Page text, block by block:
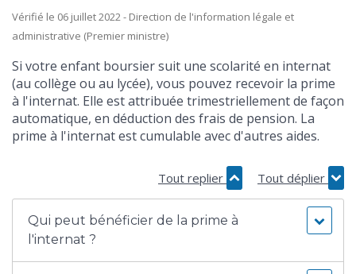
Vérifié le 06 juillet 2022 - Direction de l'information légale et
administrative (Premier ministre)
Si votre enfant boursier suit une scolarité en internat
(au collège ou au lycée), vous pouvez recevoir la prime
à l'internat. Elle est attribuée trimestriellement de façon
automatique, en déduction des frais de pension. La
prime à l'internat est cumulable avec d'autres aides.
Tout replier Tout déplier
Qui peut bénéficier de la prime à
l'internat ?